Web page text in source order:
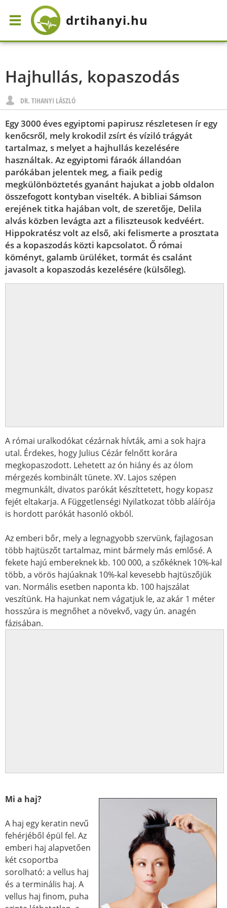
drtihanyi.hu
Hajhullás, kopaszodás
DR. TIHANYI LÁSZLÓ
Egy 3000 éves egyiptomi papirusz részletesen ír egy
kenőcsről, mely krokodil zsírt és víziló trágyát
tartalmaz, s melyet a hajhullás kezelésére
használtak. Az egyiptomi fáraók állandóan
parókában jelentek meg, a fiaik pedig
megkülönböztetés gyanánt hajukat a jobb oldalon
összefogott kontyban viselték. A bibliai Sámson
erejének titka hajában volt, de szeretője, Delila
alvás közben levágta azt a filiszteusok kedvéért.
Hippokratész volt az első, aki felismerte a prosztata
és a kopaszodás közti kapcsolatot. Ő római
köményt, galamb ürüléket, tormát és csalánt
javasolt a kopaszodás kezelésére (külsőleg).
A római uralkodókat cézárnak hívták, ami a sok hajra
utal. Érdekes, hogy Julius Cézár felnőtt korára
megkopaszodott. Lehetett az ón hiány és az ólom
mérgezés kombinált tünete. XV. Lajos szépen
megmunkált, divatos parókát készíttetett, hogy kopasz
fejét eltakarja. A Függetlenségi Nyilatkozat több aláírója
is hordott parókát hasonló okból.
Az emberi bőr, mely a legnagyobb szervünk, fajlagosan
több hajtüszőt tartalmaz, mint bármely más emlősé. A
fekete hajú embereknek kb. 100 000, a szőkéknek 10%-kal
több, a vörös hajúaknak 10%-kal kevesebb hajtüszőjük
van. Normális esetben naponta kb. 100 hajszálat
veszítünk. Ha hajunkat nem vágatjuk le, az akár 1 méter
hosszúra is megnőhet a növekvő, vagy ún. anagén
fázisában.
Mi a haj?
A haj egy keratin nevű
fehérjéből épül fel. Az
emberi haj alapvetően
két csoportba
sorolható: a vellus haj
és a terminális haj. A
vellus haj finom, puha